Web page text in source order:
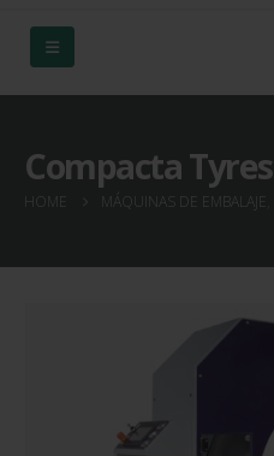
Compacta Tyres
HOME MÁQUINAS DE EMBALAJE